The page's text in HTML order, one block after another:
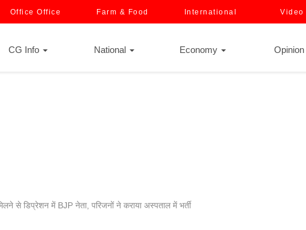
Office Office Farm & Food International Video
CG Info National Economy Opinion
से डिप्रेशन में BJP नेता, परिजनों ने कराया अस्पताल में भर्ती